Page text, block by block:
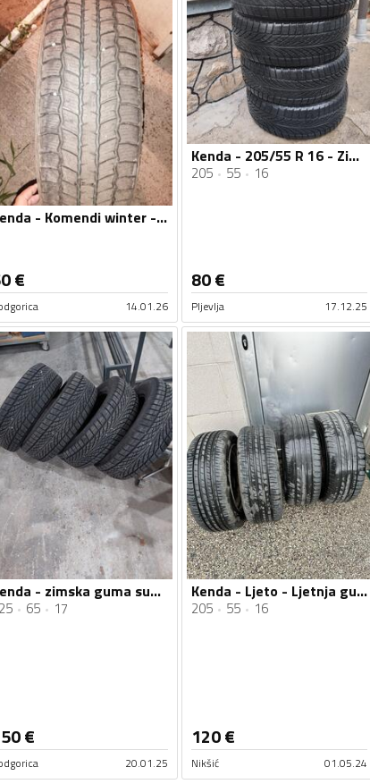
Kenda - Komendi winter - Zimska guma
€
14.01.26
Kenda - 205/55 R 16 - Zimska guma
205 55 16
80€
Pljevlja 17.12.25
Kenda - zimska guma suv - Zimska guma
65 17
€
20.01.25
Kenda - Ljeto - Ljetnja guma
205 55 16
120€
Nikšić 01.05.24